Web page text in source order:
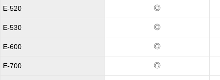
E-520 ◎
E-530 ◎
E-600 ◎
E-700 ◎